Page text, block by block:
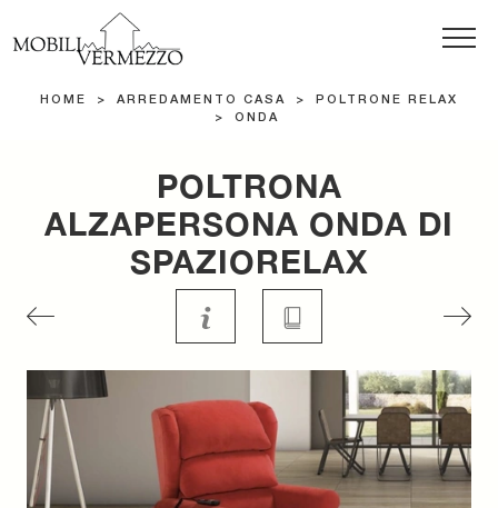
HOME > ARREDAMENTO CASA >
POLTRONE RELAX
>
ONDA
POLTRONA
ALZAPERSONA ONDA DI
SPAZIORELAX